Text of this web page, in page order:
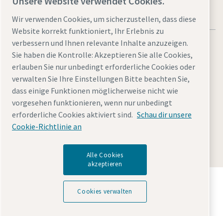
Allgemeine rechtliche Hinweise atlascopco.com
Cookies verwaltenBarrierefreiheitDatenschutzerklärung
ImpressumSitemap
© 2026 Atlas Copco Tools Central Europe GmbH & Atlas
Copco IAS GmbH & Atlas Copco EPS GmbH
Entdecken Sie, wie die Atlas Copco Group
Technologien ermöglicht, die die Zukunft verändern.
Besuchen Sie die Website der Atlas Copco Group
Wir verwenden Cookies, um sicherzustellen, dass diese
Website korrekt funktioniert, Ihr Erlebnis zu
verbessern und Ihnen relevante Inhalte anzuzeigen.
Sie haben die Kontrolle: Akzeptieren Sie alle Cookies,
erlauben Sie nur unbedingt erforderliche Cookies oder
verwalten Sie Ihre Einstellungen Bitte beachten Sie,
dass einige Funktionen möglicherweise nicht wie
vorgesehen funktionieren, wenn nur unbedingt
erforderliche Cookies aktiviert sind. Schau dir unsere
Cookie-Richtlinie an
Alle Cookies
akzeptieren
Cookies verwalten